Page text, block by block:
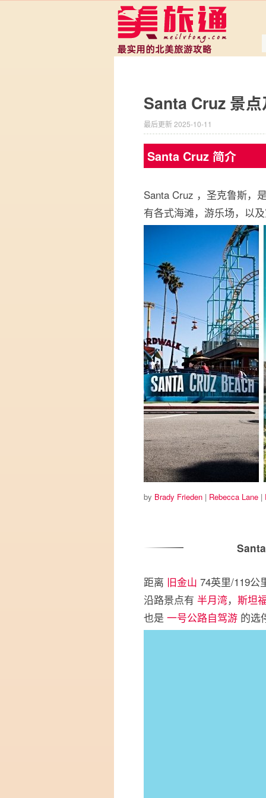
Santa Cruz 景
最后更新 2025-10-11
Santa Cruz 简介
Santa Cruz ，圣克鲁斯，
有各式海滩，游乐场，以
by Brady Frieden | Rebecca Lane |
距离 旧金山 74英里/119公
沿路景点有 半月湾， 斯坦
也是 一号公路自驾游 的选